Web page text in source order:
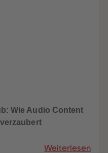
Wie Audio Content
Weiterlesen